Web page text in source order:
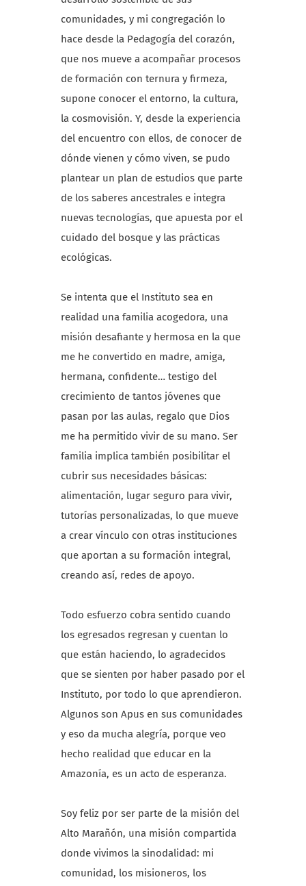
comunidades, y mi congregación lo
hace desde la Pedagogía del corazón,
que nos mueve a acompañar procesos
de formación con ternura y firmeza,
supone conocer el entorno, la cultura,
la cosmovisión. Y, desde la experiencia
del encuentro con ellos, de conocer de
dónde vienen y cómo viven, se pudo
plantear un plan de estudios que parte
de los saberes ancestrales e integra
nuevas tecnologías, que apuesta por el
cuidado del bosque y las prácticas
ecológicas.
Se intenta que el Instituto sea en
realidad una familia acogedora, una
misión desafiante y hermosa en la que
me he convertido en madre, amiga,
hermana, confidente… testigo del
crecimiento de tantos jóvenes que
pasan por las aulas, regalo que Dios
me ha permitido vivir de su mano. Ser
familia implica también posibilitar el
cubrir sus necesidades básicas:
alimentación, lugar seguro para vivir,
tutorías personalizadas, lo que mueve
a crear vínculo con otras instituciones
que aportan a su formación integral,
creando así, redes de apoyo.
Todo esfuerzo cobra sentido cuando
los egresados regresan y cuentan lo
que están haciendo, lo agradecidos
que se sienten por haber pasado por el
Instituto, por todo lo que aprendieron.
Algunos son Apus en sus comunidades
y eso da mucha alegría, porque veo
hecho realidad que educar en la
Amazonía, es un acto de esperanza.
Soy feliz por ser parte de la misión del
Alto Marañón, una misión compartida
donde vivimos la sinodalidad: mi
comunidad, los misioneros, los